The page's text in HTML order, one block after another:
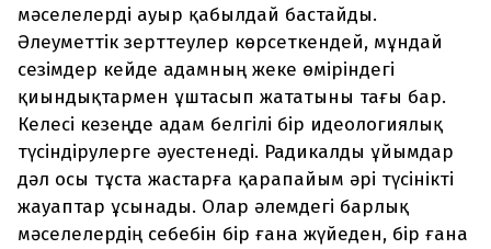
мәселелерді ауыр қабылдай бастайды.
Әлеуметтік зерттеулер көрсеткендей, мұндай
сезімдер кейде адамның жеке өміріндегі
қиындықтармен ұштасып жататыны тағы бар.
Келесі кезеңде адам белгілі бір идеологиялық
түсіндірулерге әуестенеді. Радикалды ұйымдар
дәл осы тұста жастарға қарапайым әрі түсінікті
жауаптар ұсынады. Олар әлемдегі барлық
мәселелердің себебін бір ғана жүйеден, бір ғана